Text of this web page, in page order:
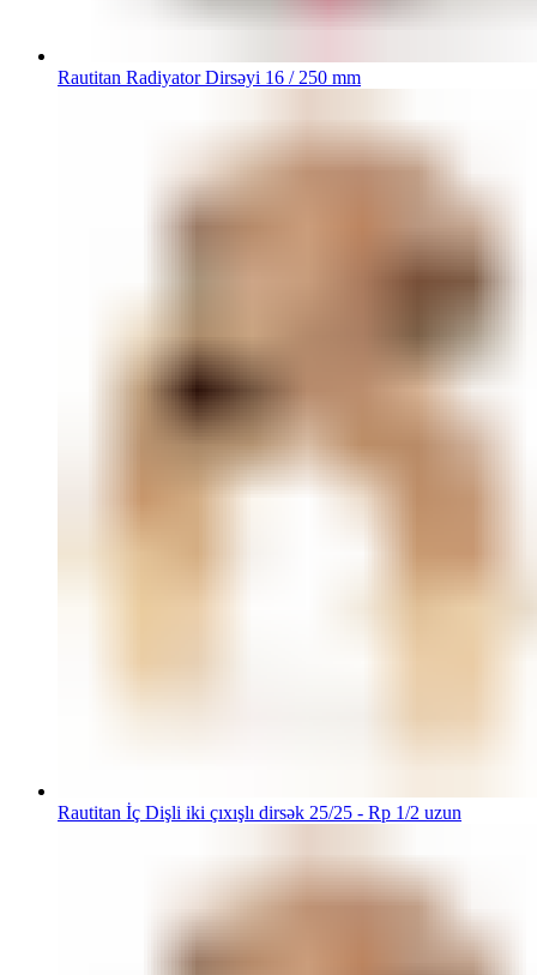
Rautitan Radiyator Dirsəyi 16 / 250 mm
Rautitan İç Dişli iki çıxışlı dirsək 25/25 - Rp 1/2 uzun